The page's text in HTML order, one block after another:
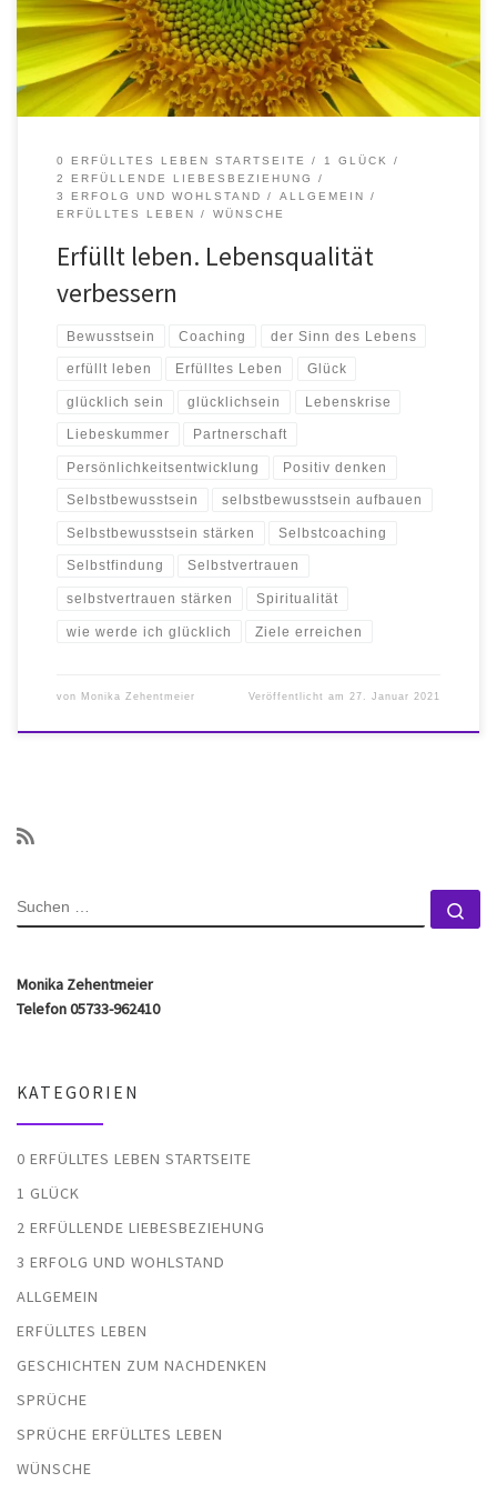
erfolgreicher sein, wünschen sich eine Tätigkeit auszuführen, die
Sie erfüllt und für Sie so […]
0 ERFÜLLTES LEBEN STARTSEITE
1 GLÜCK
2 ERFÜLLENDE LIEBESBEZIEHUNG
3 ERFOLG UND WOHLSTAND
ALLGEMEIN
ERFÜLLTES LEBEN
WÜNSCHE
Erfüllt leben. Lebensqualität
verbessern
Bewusstsein Coaching der Sinn des Lebens
erfüllt leben Erfülltes Leben Glück
glücklich sein glücklichsein Lebenskrise
Liebeskummer Partnerschaft
Persönlichkeitsentwicklung Positiv denken
Selbstbewusstsein selbstbewusstsein aufbauen
Selbstbewusstsein stärken Selbstcoaching
Selbstfindung Selbstvertrauen
selbstvertrauen stärken Spiritualität
wie werde ich glücklich Ziele erreichen
von Monika Zehentmeier Veröffentlicht am27. Januar 2021
SUCHE
Monika Zehentmeier
Telefon 05733-962410
KATEGORIEN
0 ERFÜLLTES LEBEN STARTSEITE
1 GLÜCK
2 ERFÜLLENDE LIEBESBEZIEHUNG
3 ERFOLG UND WOHLSTAND
ALLGEMEIN
ERFÜLLTES LEBEN
GESCHICHTEN ZUM NACHDENKEN
SPRÜCHE
SPRÜCHE ERFÜLLTES LEBEN
WÜNSCHE